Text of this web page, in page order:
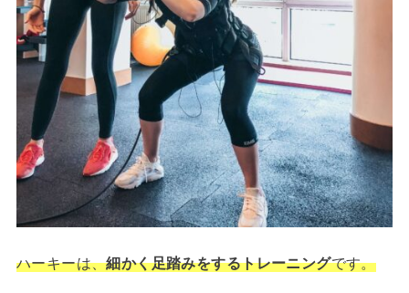
ハーキーは、細かく足踏みをするトレーニングです。